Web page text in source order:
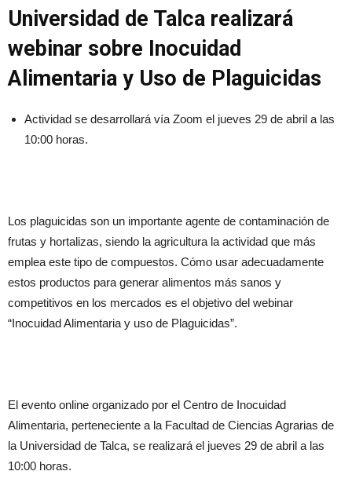
Universidad de Talca realizará
webinar sobre Inocuidad
Alimentaria y Uso de Plaguicidas
Actividad se desarrollará vía Zoom el jueves 29 de abril a las
10:00 horas.
Los plaguicidas son un importante agente de contaminación de
frutas y hortalizas, siendo la agricultura la actividad que más
emplea este tipo de compuestos. Cómo usar adecuadamente
estos productos para generar alimentos más sanos y
competitivos en los mercados es el objetivo del webinar
“Inocuidad Alimentaria y uso de Plaguicidas”.
El evento online organizado por el Centro de Inocuidad
Alimentaria, perteneciente a la Facultad de Ciencias Agrarias de
la Universidad de Talca, se realizará el jueves 29 de abril a las
10:00 horas.